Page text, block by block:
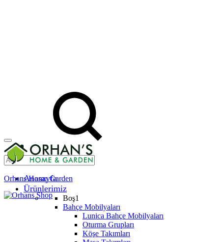
Anasayfa
Ürünlerimiz
Boş1
Bahçe Mobilyaları
Lunica Bahçe Mobilyaları
Oturma Grupları
Köşe Takımları
Orhans Home Garden